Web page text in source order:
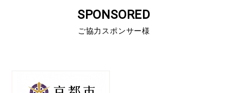
SPONSORED
ご協力スポンサー様